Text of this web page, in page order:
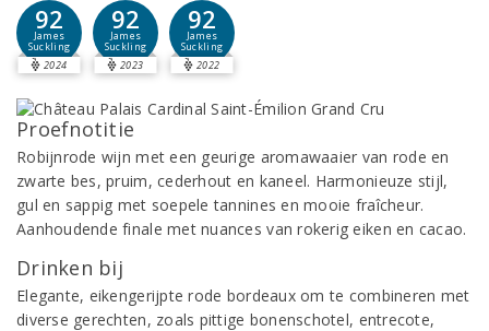
92
James
Suckling
2024
92
James
Suckling
2023
92
James
Suckling
2022
Proefnotitie
Robijnrode wijn met een geurige aromawaaier van rode en
zwarte bes, pruim, cederhout en kaneel. Harmonieuze stijl,
gul en sappig met soepele tannines en mooie fraîcheur.
Aanhoudende finale met nuances van rokerig eiken en cacao.
Drinken bij
Elegante, eikengerijpte rode bordeaux om te combineren met
diverse gerechten, zoals pittige bonenschotel, entrecote,